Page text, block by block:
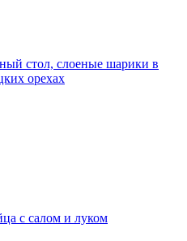
стол, слоеные шарики в
орехах
с салом и луком